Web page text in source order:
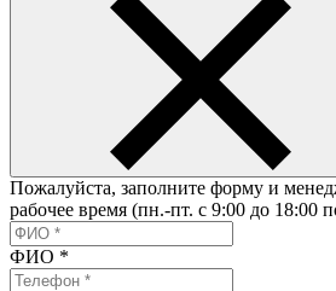
Пожалуйста, заполните форму и
рабочее время (пн.-пт. с 9:00 до 18:00
ФИО *